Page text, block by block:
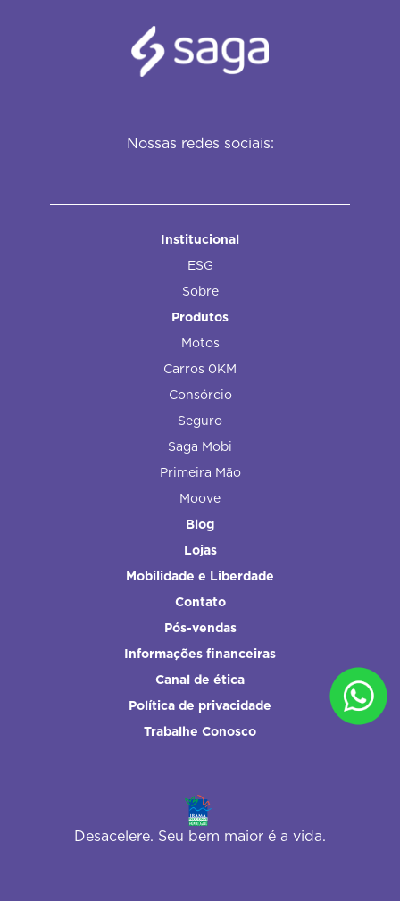
Nossas redes sociais:
Institucional
ESG
Sobre
Produtos
Motos
Carros 0KM
Consórcio
Seguro
Saga Mobi
Primeira Mão
Moove
Blog
Lojas
Mobilidade e Liberdade
Contato
Pós-vendas
Informações financeiras
Canal de ética
Política de privacidade
Trabalhe Conosco
Desacelere. Seu bem maior é a vida.